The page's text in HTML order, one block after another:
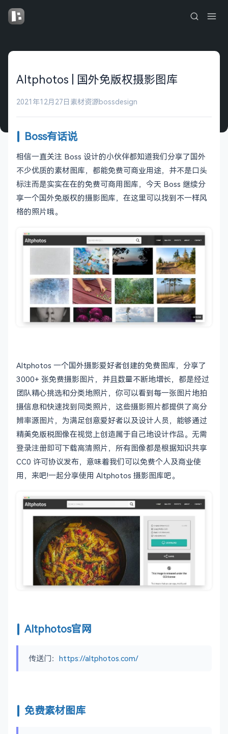
Altphotos | 国外免版权摄影图库
2021年12月27日 素材资源bossdesign
Boss有话说
相信一直关注 Boss 设计的小伙伴都知道我们分享了国外
不少优质的素材图库，都能免费可商业用途，并不是口头
标注而是实实在在的免费可商用图库，今天 Boss 继续分
享一个国外免版权的摄影图库，在这里可以找到不一样风
格的照片哦。
Altphotos 一个国外摄影爱好者创建的免费图库，分享了
3000+ 张免费摄影图片，并且数量不断地增长，都是经过
团队精心挑选和分类地照片，你可以看到每一张图片地拍
摄信息和快速找到同类照片，这些摄影照片都提供了高分
辨率源图片，为满足创意爱好者以及设计人员，能够通过
精美免版税图像在视觉上创造属于自己地设计作品。无需
登录注册即可下载高清照片，所有图像都是根据知识共享
CC0 许可协议发布，意味着我们可以免费个人及商业使
用，来吧!一起分享使用 Altphotos 摄影图库吧。
Altphotos官网
传送门： https://altphotos.com/
免费素材图库